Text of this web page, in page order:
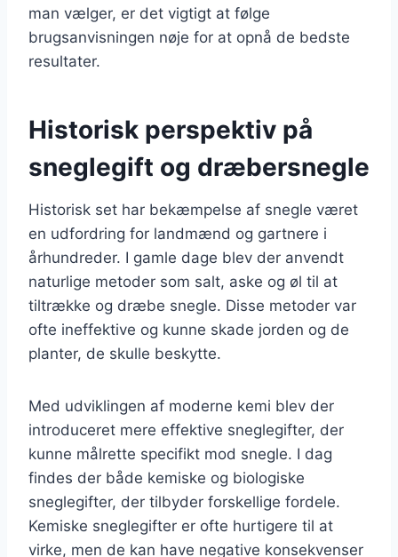
man vælger, er det vigtigt at følge
brugsanvisningen nøje for at opnå de bedste
resultater.
Historisk perspektiv på
sneglegift og dræbersnegle
Historisk set har bekæmpelse af snegle været
en udfordring for landmænd og gartnere i
århundreder. I gamle dage blev der anvendt
naturlige metoder som salt, aske og øl til at
tiltrække og dræbe snegle. Disse metoder var
ofte ineffektive og kunne skade jorden og de
planter, de skulle beskytte.
Med udviklingen af moderne kemi blev der
introduceret mere effektive sneglegifter, der
kunne målrette specifikt mod snegle. I dag
findes der både kemiske og biologiske
sneglegifter, der tilbyder forskellige fordele.
Kemiske sneglegifter er ofte hurtigere til at
virke, men de kan have negative konsekvenser